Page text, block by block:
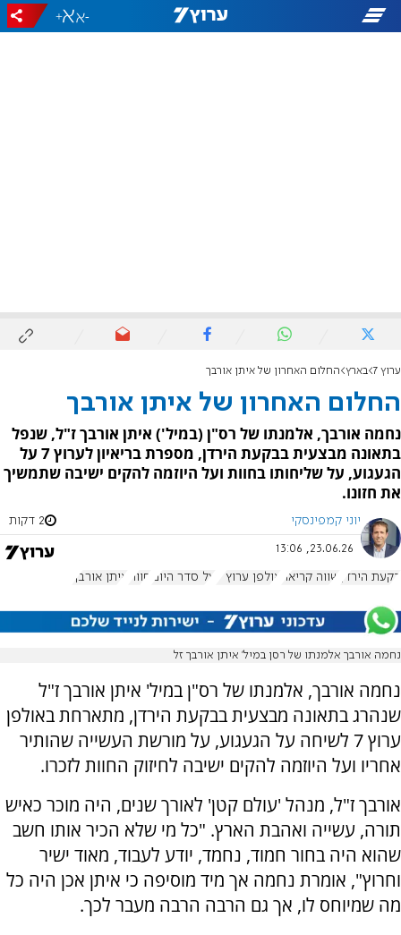
-
+
ערוץ 7 בארץ החלום האחרון של איתן אורבך
החלום האחרון של איתן אורבך
נחמה אורבך, אלמנתו של רס"ן (במיל') איתן אורבך ז"ל, שנפל
בתאונה מבצעית בבקעת הירדן, מספרת בריאיון לערוץ 7 על
הגעגוע, על שליחותו בחוות ועל היוזמה להקים ישיבה שתמשיך
את חזונו.
יוני קמפינסקי 2 דקות
23.06.26, 13:06
בקעת הירדן שווה קריאה אולפן ערוץ 7 על סדר היום חוות איתן אורבך
נחמה אורבך אלמנתו של רסן במיל' איתן אורבך זל
נחמה אורבך, אלמנתו של רס"ן במיל' איתן אורבך ז"ל
שנהרג בתאונה מבצעית בבקעת הירדן, מתארחת באולפן
ערוץ 7 לשיחה על הגעגוע, על מורשת העשייה שהותיר
אחריו ועל היוזמה להקים ישיבה לחיזוק החוות לזכרו.
אורבך ז"ל, מנהל 'עולם קטן' לאורך שנים, היה מוכר כאיש
תורה, עשייה ואהבת הארץ. "כל מי שלא הכיר אותו חשב
שהוא היה בחור חמוד, נחמד, יודע לעבוד, מאוד ישיר
וחרוץ", אומרת נחמה אך מיד מוסיפה כי איתן אכן היה כל
מה שמיוחס לו, אך גם הרבה הרבה מעבר לכך.